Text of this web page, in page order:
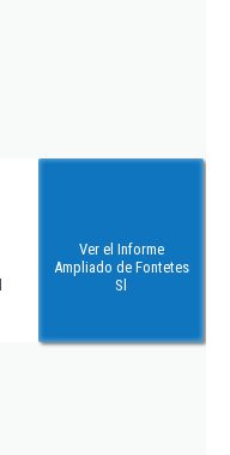
Ver el Informe
Ampliado de Fontetes
Sl